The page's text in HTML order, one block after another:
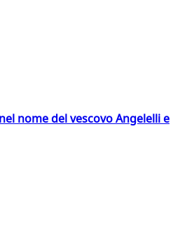
nome del vescovo Angelelli e